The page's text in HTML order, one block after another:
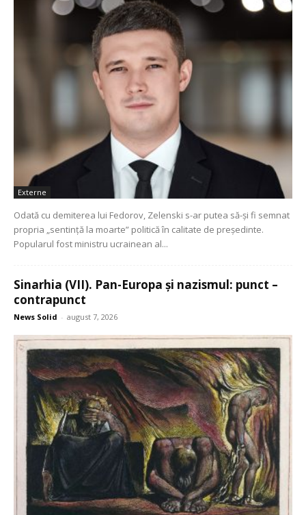
Externe
Odată cu demiterea lui Fedorov, Zelenski s-ar putea să-și fi semnat
propria „sentință la moarte” politică în calitate de președinte.
Popularul fost ministru ucrainean al...
Sinarhia (VII). Pan-Europa și nazismul: punct –
contrapunct
News Solid - august 7, 2026